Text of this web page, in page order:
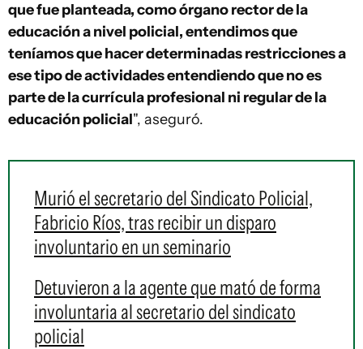
que fue planteada, como órgano rector de la
educación a nivel policial, entendimos que
teníamos que hacer determinadas restricciones a
ese tipo de actividades entendiendo que no es
parte de la currícula profesional ni regular de la
educación policial", aseguró.
Murió el secretario del Sindicato Policial,
Fabricio Ríos, tras recibir un disparo
involuntario en un seminario
Detuvieron a la agente que mató de forma
involuntaria al secretario del sindicato
policial